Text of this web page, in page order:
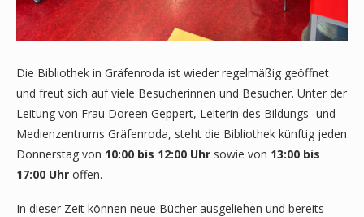
Die Bibliothek in Gräfenroda ist wieder regelmäßig geöffnet
und freut sich auf viele Besucherinnen und Besucher. Unter der
Leitung von Frau Doreen Geppert, Leiterin des Bildungs- und
Medienzentrums Gräfenroda, steht die Bibliothek künftig jeden
Donnerstag von 10:00 bis 12:00 Uhr sowie von 13:00 bis
17:00 Uhr offen.
In dieser Zeit können neue Bücher ausgeliehen und bereits